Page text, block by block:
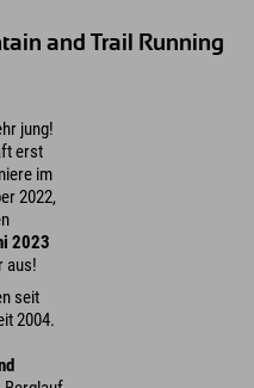
and Trail Running
jung!
erst
im
2022,
2023
aus!
seit
2004.